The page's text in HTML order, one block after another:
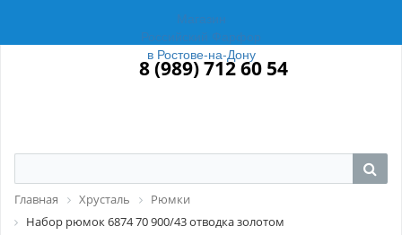
Магазин
Российский Фарфор
в Ростове-на-Дону
8 (989) 712 60 54
Главная Хрусталь
Рюмки
Набор рюмок 6874 70 900/43 отводка золотом